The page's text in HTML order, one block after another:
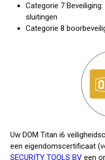
Categorie 7
sluitingen
Categorie 8
Uw DOM Titan i6
een eigendomscertificaat
SECURITY TOOLS BV een